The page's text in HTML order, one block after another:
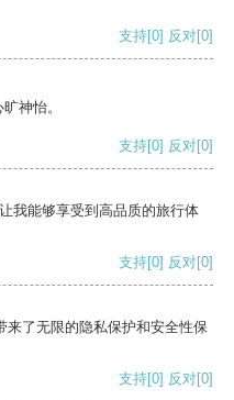
支持[0] 反对[0]
神怡。
支持[0] 反对[0]
我能够享受到高品质的旅行体
支持[0] 反对[0]
来了无限的隐私保护和安全性保
支持[0] 反对[0]